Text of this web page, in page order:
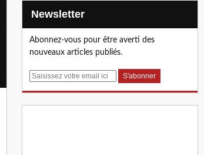
Newsletter
Abonnez-vous pour être averti des
nouveaux articles publiés.
E